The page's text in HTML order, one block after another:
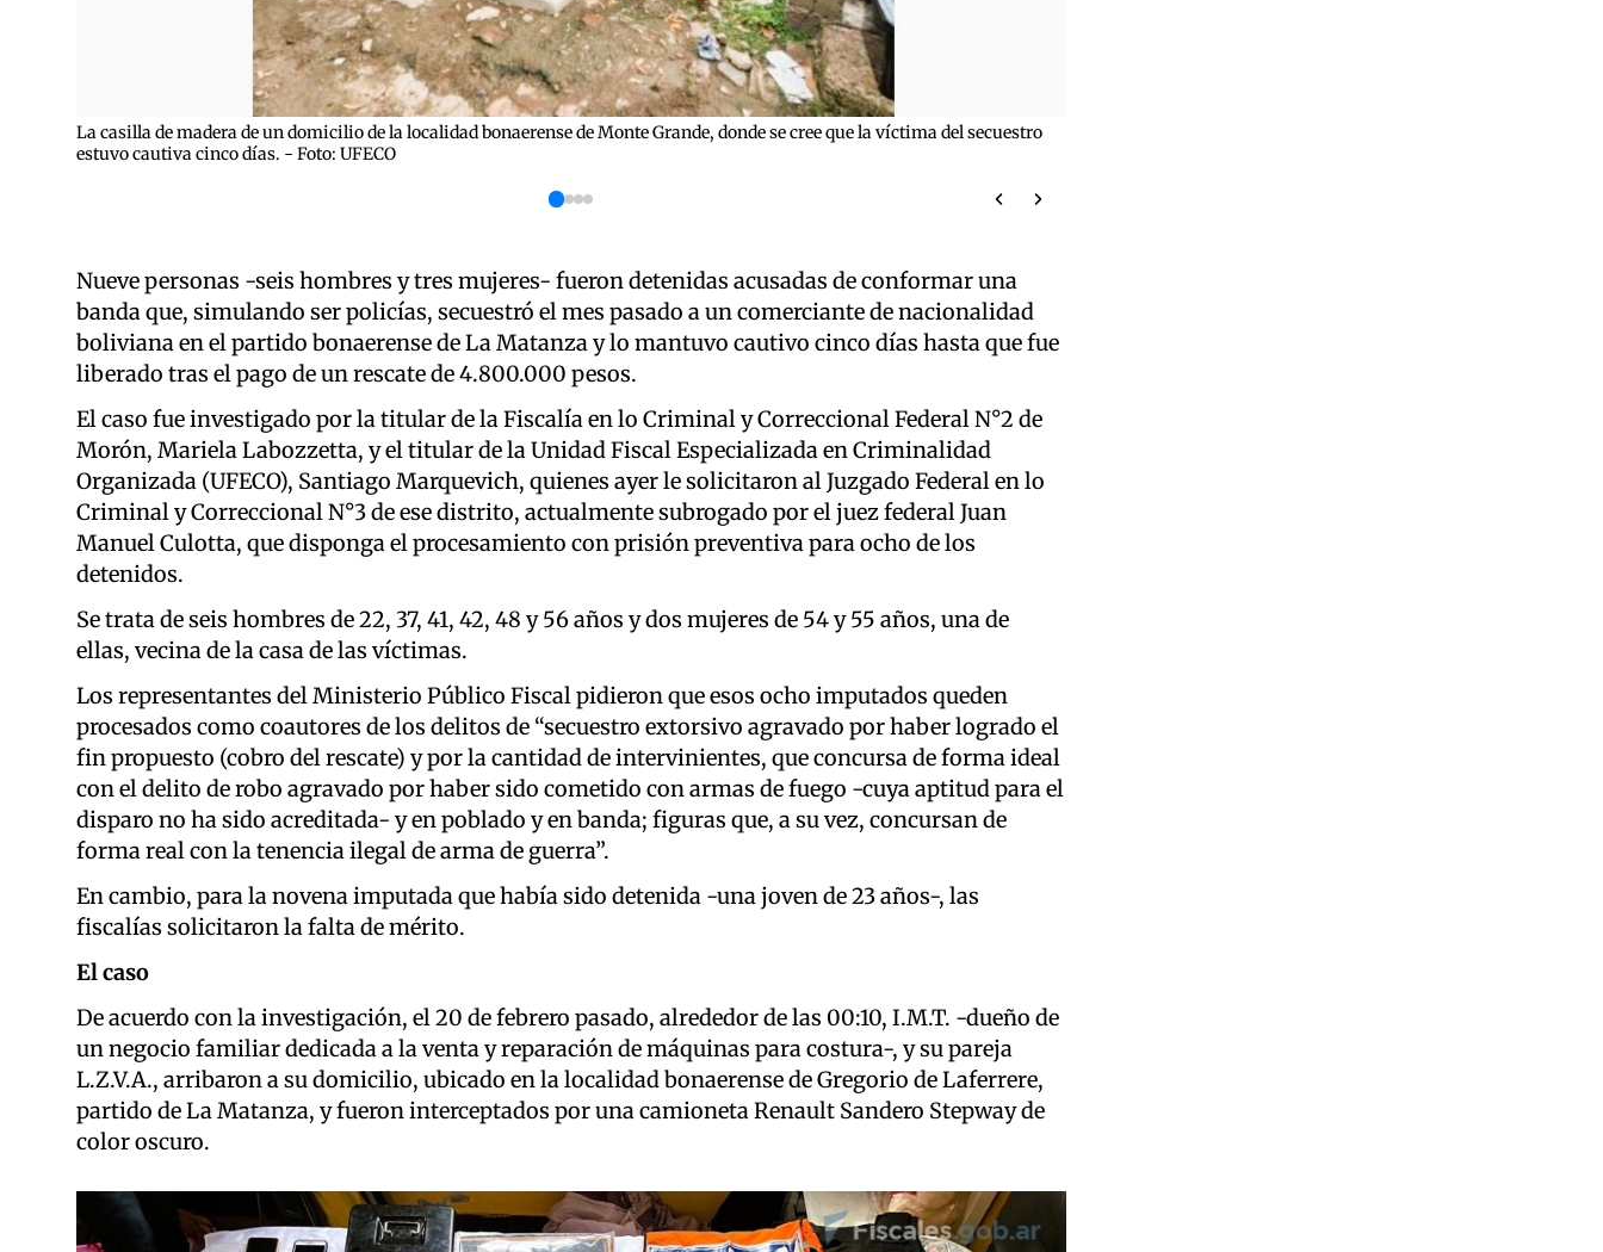
La casilla de madera de un domicilio de la localidad bonaerense de Monte Grande, donde se cree que la víctima del secuestro
estuvo cautiva cinco días. - Foto: UFECO
Nueve personas -seis hombres y tres mujeres- fueron detenidas acusadas de conformar una
banda que, simulando ser policías, secuestró el mes pasado a un comerciante de nacionalidad
boliviana en el partido bonaerense de La Matanza y lo mantuvo cautivo cinco días hasta que fue
liberado tras el pago de un rescate de 4.800.000 pesos.
El caso fue investigado por la titular de la Fiscalía en lo Criminal y Correccional Federal N°2 de
Morón, Mariela Labozzetta, y el titular de la Unidad Fiscal Especializada en Criminalidad
Organizada (UFECO), Santiago Marquevich, quienes ayer le solicitaron al Juzgado Federal en lo
Criminal y Correccional N°3 de ese distrito, actualmente subrogado por el juez federal Juan
Manuel Culotta, que disponga el procesamiento con prisión preventiva para ocho de los
detenidos.
Se trata de seis hombres de 22, 37, 41, 42, 48 y 56 años y dos mujeres de 54 y 55 años, una de
ellas, vecina de la casa de las víctimas.
Los representantes del Ministerio Público Fiscal pidieron que esos ocho imputados queden
procesados como coautores de los delitos de “secuestro extorsivo agravado por haber logrado el
fin propuesto (cobro del rescate) y por la cantidad de intervinientes, que concursa de forma ideal
con el delito de robo agravado por haber sido cometido con armas de fuego -cuya aptitud para el
disparo no ha sido acreditada- y en poblado y en banda; figuras que, a su vez, concursan de
forma real con la tenencia ilegal de arma de guerra”.
En cambio, para la novena imputada que había sido detenida -una joven de 23 años-, las
fiscalías solicitaron la falta de mérito.
El caso
De acuerdo con la investigación, el 20 de febrero pasado, alrededor de las 00:10, I.M.T. -dueño de
un negocio familiar dedicada a la venta y reparación de máquinas para costura-, y su pareja
L.Z.V.A., arribaron a su domicilio, ubicado en la localidad bonaerense de Gregorio de Laferrere,
partido de La Matanza, y fueron interceptados por una camioneta Renault Sandero Stepway de
color oscuro.